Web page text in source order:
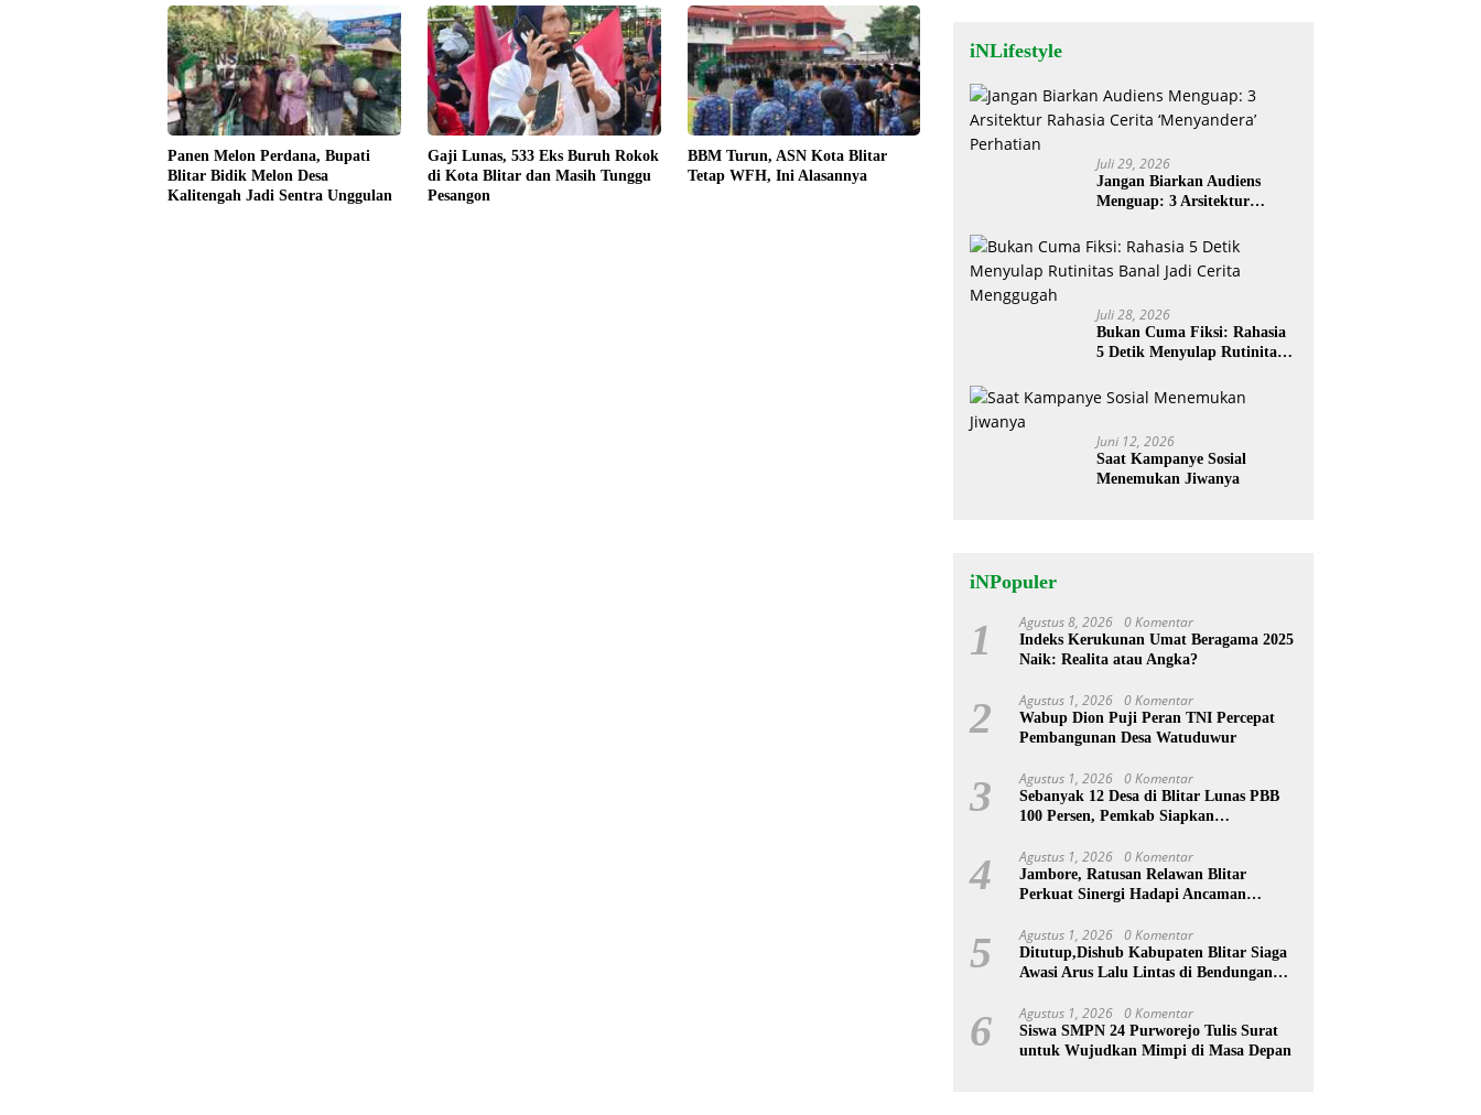
Panen Melon Perdana, Bupati
Blitar Bidik Melon Desa
Kalitengah Jadi Sentra Unggulan
Gaji Lunas, 533 Eks Buruh Rokok
di Kota Blitar dan Masih Tunggu
Pesangon
BBM Turun, ASN Kota Blitar
Tetap WFH, Ini Alasannya
iNLifestyle
Juli 29, 2026
Jangan Biarkan Audiens
Menguap: 3 Arsitektur
Perhatian
Juli 28, 2026
Bukan Cuma Fiksi: Rahasia
5 Detik Menyulap Rutinitas
Menggugah
Juni 12, 2026
Saat Kampanye Sosial
Menemukan Jiwanya
iNPopuler
1 Agustus 8, 2026 0 Komentar
Indeks Kerukunan Umat Beragama 2025
Naik: Realita atau Angka?
2 Agustus 1, 2026 0 Komentar
Wabup Dion Puji Peran TNI Percepat
Pembangunan Desa Watuduwur
3 Agustus 1, 2026 0 Komentar
Sebanyak 12 Desa di Blitar Lunas PBB
100 Persen, Pemkab Siapkan
4 Agustus 1, 2026 0 Komentar
Jambore, Ratusan Relawan Blitar
Perkuat Sinergi Hadapi Ancaman
5 Agustus 1, 2026 0 Komentar
Ditutup,Dishub Kabupaten Blitar Siaga
Awasi Arus Lalu Lintas di Bendungan
6 Agustus 1, 2026 0 Komentar
Siswa SMPN 24 Purworejo Tulis Surat
untuk Wujudkan Mimpi di Masa Depan